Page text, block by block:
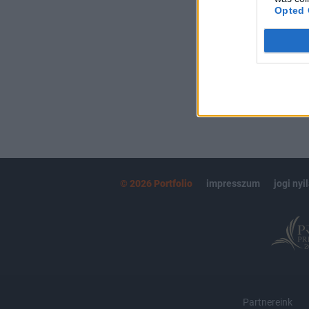
Opted
kötéslistái
MÁR
© 2026 Portfolio impresszum jogi
Partnereink